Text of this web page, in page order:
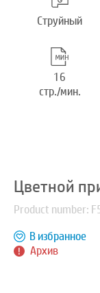
Струйный
16
стр./мин.
Цветной
Product number:
Архив
В избранное